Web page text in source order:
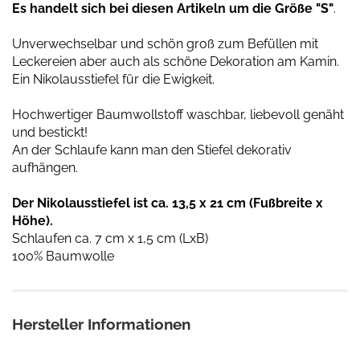
Es handelt sich bei diesen Artikeln um die Größe "S".
Unverwechselbar und schön groß zum Befüllen mit
Leckereien aber auch als schöne Dekoration am Kamin.
Ein Nikolausstiefel für die Ewigkeit.
Hochwertiger Baumwollstoff waschbar, liebevoll genäht
und bestickt!
An der Schlaufe kann man den Stiefel dekorativ
aufhängen.
Der Nikolausstiefel ist ca. 13,5 x 21 cm (Fußbreite x
Höhe).
Schlaufen ca. 7 cm x 1,5 cm (LxB)
100% Baumwolle
Hersteller Informationen